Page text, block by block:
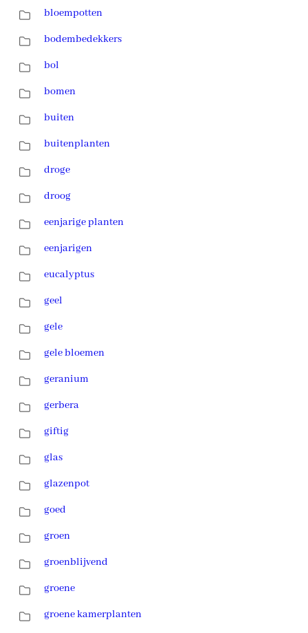
bloempotten
bodembedekkers
bol
bomen
buiten
buitenplanten
droge
droog
eenjarige planten
eenjarigen
eucalyptus
geel
gele
gele bloemen
geranium
gerbera
giftig
glas
glazenpot
goed
groen
groenblijvend
groene
groene kamerplanten